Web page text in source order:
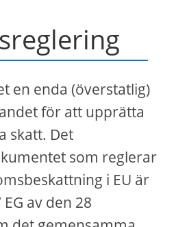
en enda (överstatlig)
för att upprätta
skatt. Det
som reglerar
i EU är
av den 28